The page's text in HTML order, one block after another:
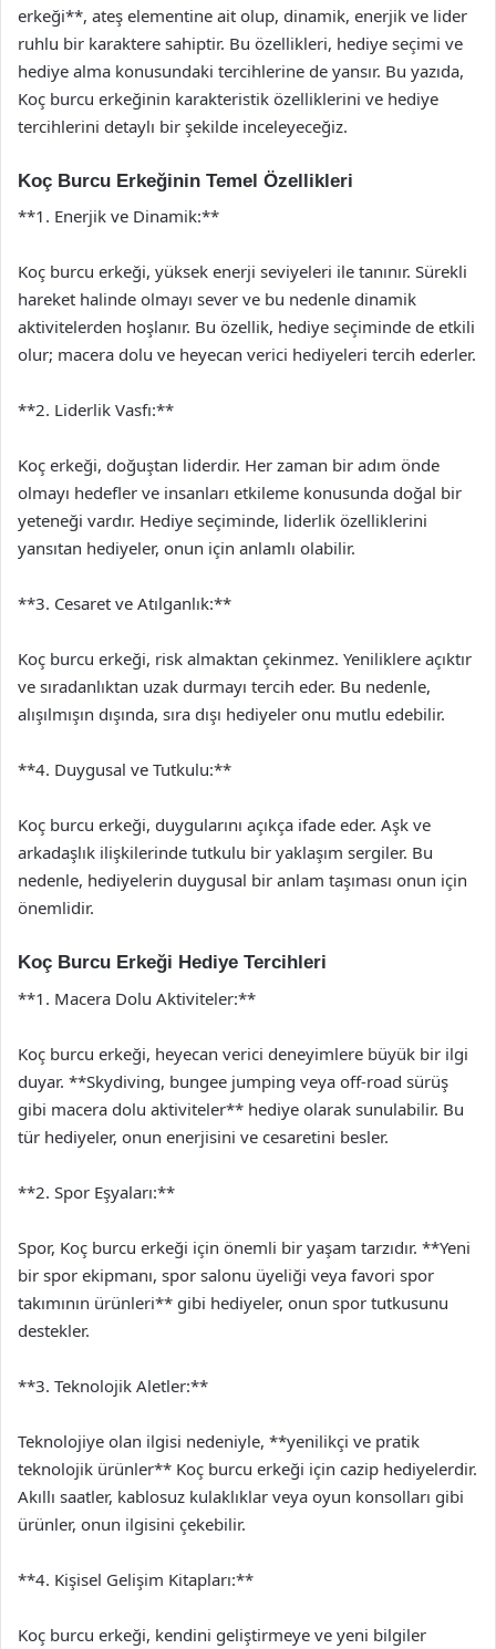
erkeği**, ateş elementine ait olup, dinamik, enerjik ve lider
ruhlu bir karaktere sahiptir. Bu özellikleri, hediye seçimi ve
hediye alma konusundaki tercihlerine de yansır. Bu yazıda,
Koç burcu erkeğinin karakteristik özelliklerini ve hediye
tercihlerini detaylı bir şekilde inceleyeceğiz.
Koç Burcu Erkeğinin Temel Özellikleri
**1. Enerjik ve Dinamik:**
Koç burcu erkeği, yüksek enerji seviyeleri ile tanınır. Sürekli
hareket halinde olmayı sever ve bu nedenle dinamik
aktivitelerden hoşlanır. Bu özellik, hediye seçiminde de etkili
olur; macera dolu ve heyecan verici hediyeleri tercih ederler.
**2. Liderlik Vasfı:**
Koç erkeği, doğuştan liderdir. Her zaman bir adım önde
olmayı hedefler ve insanları etkileme konusunda doğal bir
yeteneği vardır. Hediye seçiminde, liderlik özelliklerini
yansıtan hediyeler, onun için anlamlı olabilir.
**3. Cesaret ve Atılganlık:**
Koç burcu erkeği, risk almaktan çekinmez. Yeniliklere açıktır
ve sıradanlıktan uzak durmayı tercih eder. Bu nedenle,
alışılmışın dışında, sıra dışı hediyeler onu mutlu edebilir.
**4. Duygusal ve Tutkulu:**
Koç burcu erkeği, duygularını açıkça ifade eder. Aşk ve
arkadaşlık ilişkilerinde tutkulu bir yaklaşım sergiler. Bu
nedenle, hediyelerin duygusal bir anlam taşıması onun için
önemlidir.
Koç Burcu Erkeği Hediye Tercihleri
**1. Macera Dolu Aktiviteler:**
Koç burcu erkeği, heyecan verici deneyimlere büyük bir ilgi
duyar. **Skydiving, bungee jumping veya off-road sürüş
gibi macera dolu aktiviteler** hediye olarak sunulabilir. Bu
tür hediyeler, onun enerjisini ve cesaretini besler.
**2. Spor Eşyaları:**
Spor, Koç burcu erkeği için önemli bir yaşam tarzıdır. **Yeni
bir spor ekipmanı, spor salonu üyeliği veya favori spor
takımının ürünleri** gibi hediyeler, onun spor tutkusunu
destekler.
**3. Teknolojik Aletler:**
Teknolojiye olan ilgisi nedeniyle, **yenilikçi ve pratik
teknolojik ürünler** Koç burcu erkeği için cazip hediyelerdir.
Akıllı saatler, kablosuz kulaklıklar veya oyun konsolları gibi
ürünler, onun ilgisini çekebilir.
**4. Kişisel Gelişim Kitapları:**
Koç burcu erkeği, kendini geliştirmeye ve yeni bilgiler